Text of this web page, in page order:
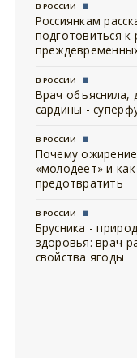
В РОССИИ
Россиянкам
подготовиться к
В РОССИИ
Врач объяснила,
сардины -
В РОССИИ
Почему
«молодеет» и
предотвратить
В РОССИИ
Брусника -
здоровья: врач
свойства ягоды